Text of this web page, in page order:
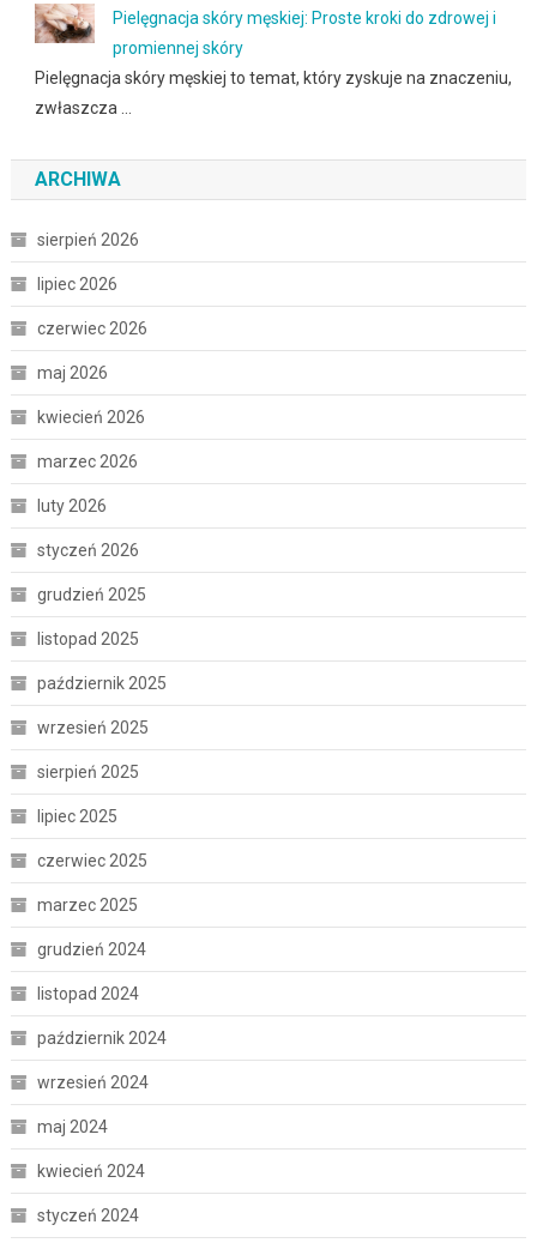
Pielęgnacja skóry męskiej: Proste kroki do zdrowej i
promiennej skóry
Pielęgnacja skóry męskiej to temat, który zyskuje na znaczeniu,
zwłaszcza …
ARCHIWA
sierpień 2026
lipiec 2026
czerwiec 2026
maj 2026
kwiecień 2026
marzec 2026
luty 2026
styczeń 2026
grudzień 2025
listopad 2025
październik 2025
wrzesień 2025
sierpień 2025
lipiec 2025
czerwiec 2025
marzec 2025
grudzień 2024
listopad 2024
październik 2024
wrzesień 2024
maj 2024
kwiecień 2024
styczeń 2024